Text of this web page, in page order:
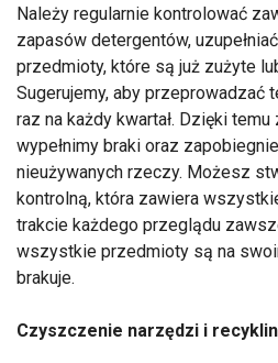
Należy regularnie kontrolować
zapasów detergentów,
przedmioty, które są już zużyte
Sugerujemy, aby przeprowadzać
raz na każdy kwartał. Dzięki
wypełnimy braki oraz
nieużywanych rzeczy. Możesz
kontrolną, która zawiera
trakcie każdego przeglądu
wszystkie przedmioty są na
brakuje.
Czyszczenie narzędzi i